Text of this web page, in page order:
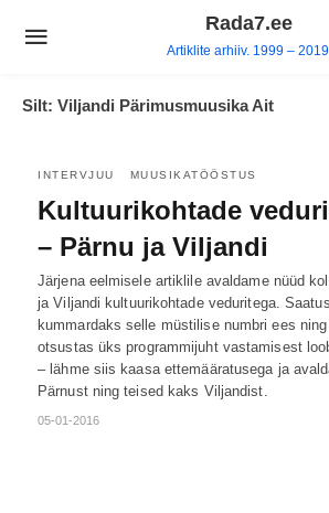
Rada7.ee
Artiklite arhiiv. 1999 –
Silt: Viljandi Pärimusmuusika Ait
INTERVJUU MUUSIKATÖÖSTUS
Kultuurikohtade
– Pärnu ja Viljandi
Järjena eelmisele artiklile avaldame nüüd
ja Viljandi kultuurikohtade veduritega.
kummardaks selle müstilise numbri ees
otsustas üks programmijuht vastamisest
– lähme siis kaasa ettemääratusega ja
Pärnust ning teised kaks Viljandist.
05-01-2016